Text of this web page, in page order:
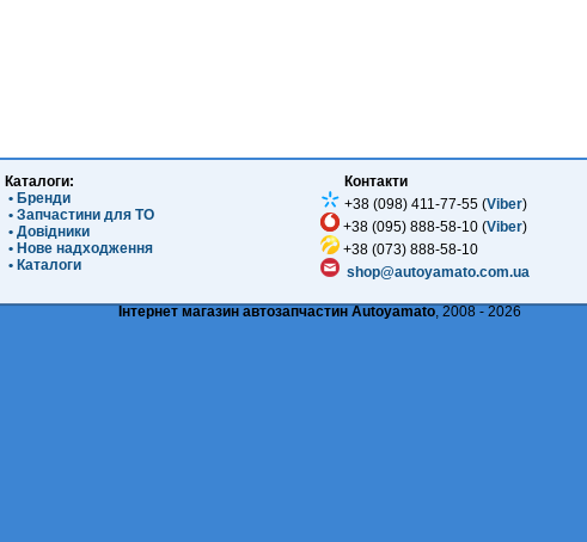
Каталоги:
• Бренди
• Запчастини для ТО
• Довідники
• Нове надходження
• Каталоги
Контакти
+38 (098) 411-77-55 (Viber)
+38 (095) 888-58-10 (Viber)
+38 (073) 888-58-10
shop@autoyamato.com.ua
Інтернет магазин автозапчастин Autoyamato, 2008 - 2026